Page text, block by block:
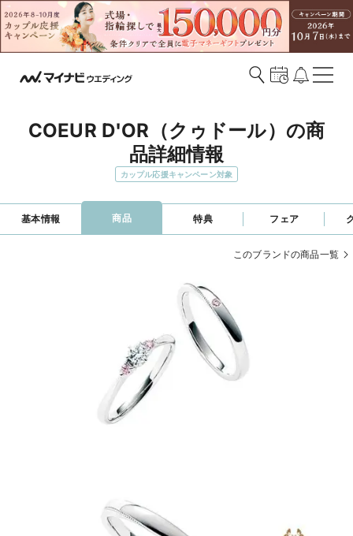
COEUR D'OR（クゥドール）の商
品詳細情報
カップル応援キャンペーン対象
基本情報 商品 特典 フェア
このブランドの商品一覧